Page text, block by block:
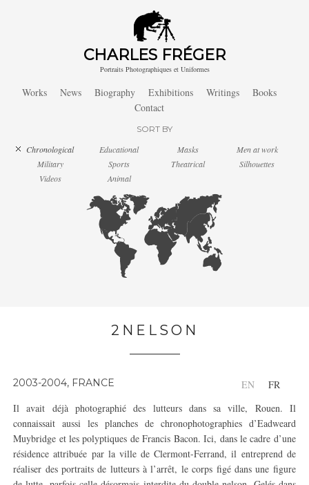
CHARLES FRÉGER
Portraits Photographiques et Uniformes
Works News Biography Exhibitions Writings
Books
Contact
SORT BY
Chronological Educational Masks
Men at work
Military
Sports Theatrical
Silhouettes
Videos
Animal
2NELSON
EN FR
2003-2004, FRANCE
Il avait déjà photographié des lutteurs dans sa ville, Rouen. Il
connaissait aussi les planches de chronophotographies d’Eadweard
Muybridge et les polyptiques de Francis Bacon. Ici, dans le cadre d’une
résidence attribuée par la ville de Clermont-Ferrand, il entreprend de
réaliser des portraits de lutteurs à l’arrêt, le corps figé dans une figure